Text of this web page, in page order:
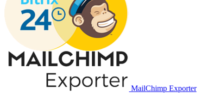
MailChimp Exporter